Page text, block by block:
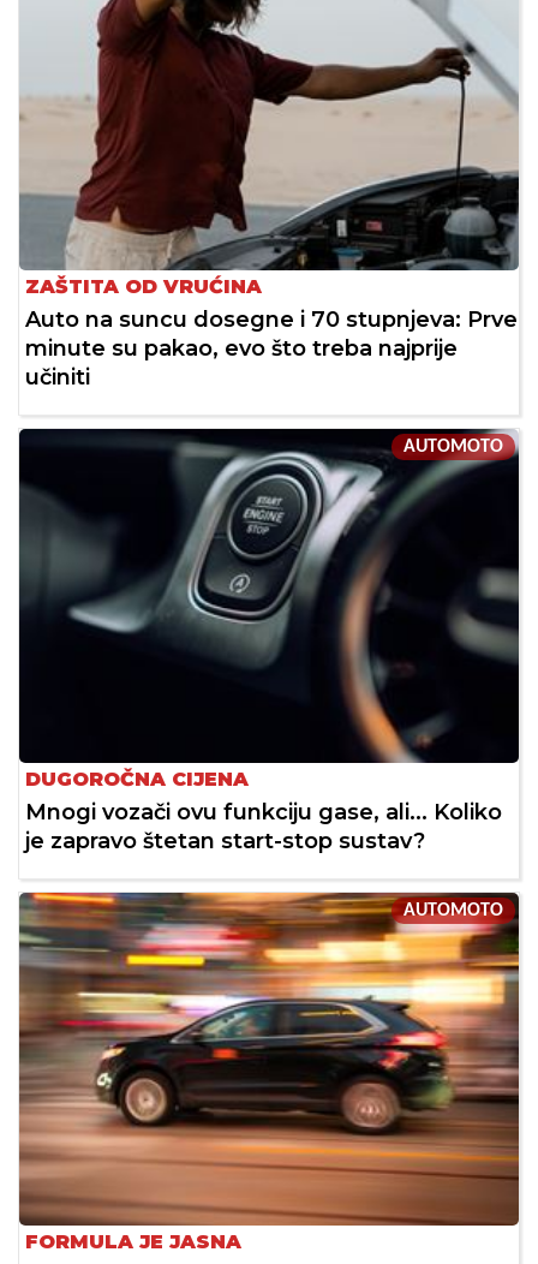
ZAŠTITA OD VRUĆINA
Auto na suncu dosegne i 70 stupnjeva: Prve
minute su pakao, evo što treba najprije
učiniti
AUTOMOTO
DUGOROČNA CIJENA
Mnogi vozači ovu funkciju gase, ali... Koliko
je zapravo štetan start-stop sustav?
AUTOMOTO
FORMULA JE JASNA